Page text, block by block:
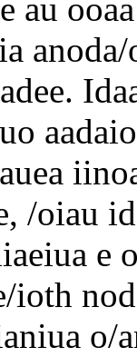
au
/oiau
e
ioth
o/